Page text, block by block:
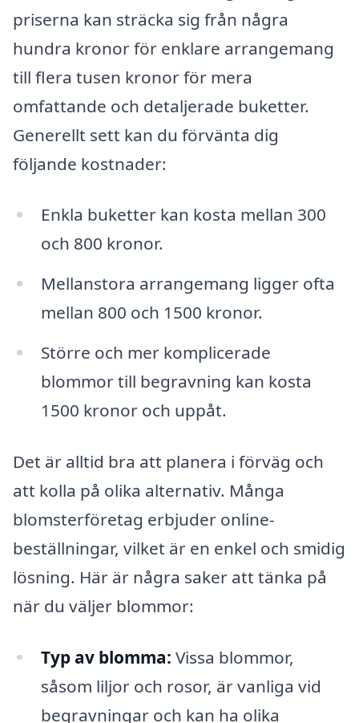
priserna kan sträcka sig från några
hundra kronor för enklare arrangemang
till flera tusen kronor för mera
omfattande och detaljerade buketter.
Generellt sett kan du förvänta dig
följande kostnader:
Enkla buketter kan kosta mellan 300
och 800 kronor.
Mellanstora arrangemang ligger ofta
mellan 800 och 1500 kronor.
Större och mer komplicerade
blommor till begravning kan kosta
1500 kronor och uppåt.
Det är alltid bra att planera i förväg och
att kolla på olika alternativ. Många
blomsterföretag erbjuder online-
beställningar, vilket är en enkel och smidig
lösning. Här är några saker att tänka på
när du väljer blommor:
Typ av blomma: Vissa blommor,
såsom liljor och rosor, är vanliga vid
begravningar och kan ha olika